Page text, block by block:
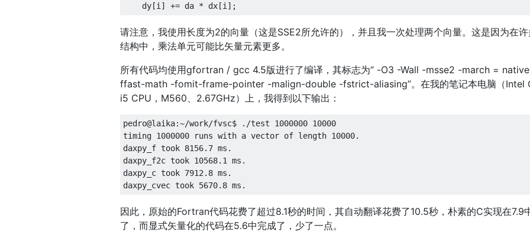
    dy
[i ] += da * dx[i ];
请注意，我使用长度为2的向量（这是SSE2所允许的），并且我一次处理两个向量。这是因为在
结构中，乘法单元可能比矢量元素更多。
所有代码均使用gfortran / gcc 4.5版进行了编译，其标志为“ -O3 -Wall -msse2 -march =
ffast-math -fomit-frame-pointer -malign-double -fstrict-aliasing”。在我的笔记本电脑（Intel
i5 CPU，M560、2.67GHz）上，我得到以下输出：
pedro@laika:~/work/fvsc$ ./test 1000000 10000
timing 1000000 runs with a vector of length 10000.
daxpy_f took 8156.7 ms .
daxpy_f2c took 10568.1 ms .
daxpy_c took 7912.8 ms .
daxpy_cvec took 5670.8 ms .
因此，原始的Fortran代码花费了超过8.1秒的时间，其自动翻译花费了10.5秒，朴素的C实现在7.9
了，而显式矢量化的代码在5.6中完成了，少了一点。